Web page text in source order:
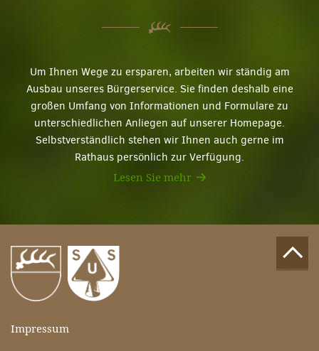
Um Ihnen Wege zu ersparen, arbeiten wir ständig am
Ausbau unseres Bürgerservice. Sie finden deshalb eine
großen Umfang von Informationen und Formulare zu
unterschiedlichen Anliegen auf unserer Homepage.
Selbstverständlich stehen wir Ihnen auch gerne im
Rathaus persönlich zur Verfügung.
Lesen Sie mehr
Impressum